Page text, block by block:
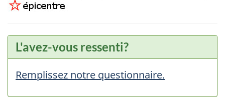
L'avez-vous ressenti?
Remplissez notre questionnaire.